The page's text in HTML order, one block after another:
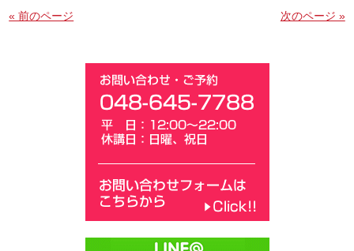
« 前のページ 次のページ »